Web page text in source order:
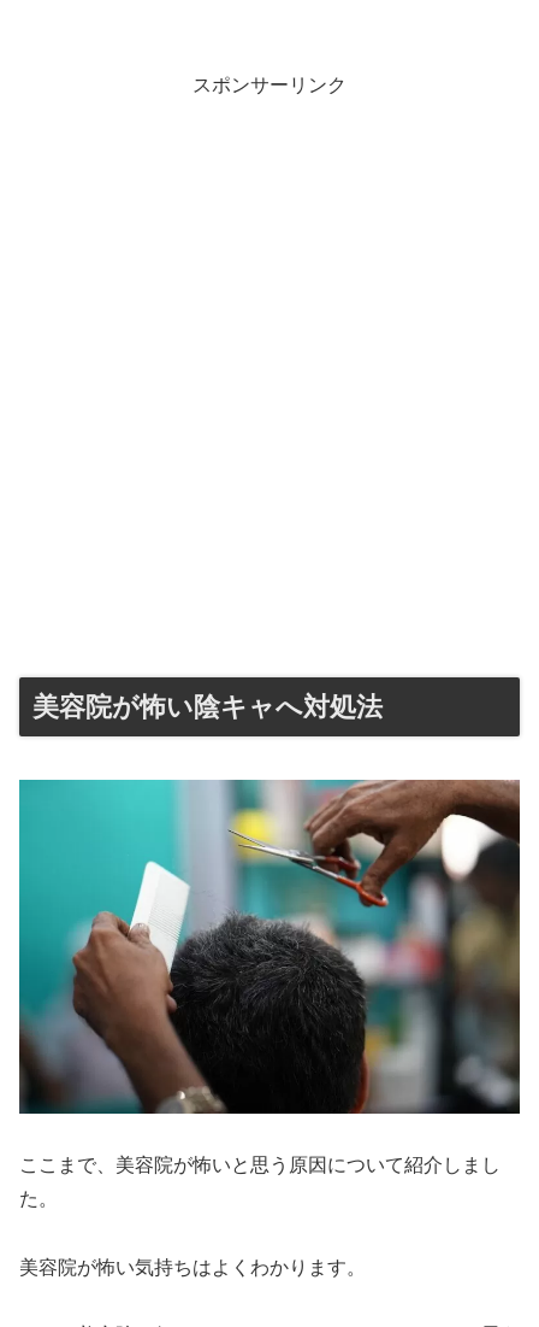
スポンサーリンク
美容院が怖い陰キャへ対処法
ここまで、美容院が怖いと思う原因について紹介しまし
た。
美容院が怖い気持ちはよくわかります。